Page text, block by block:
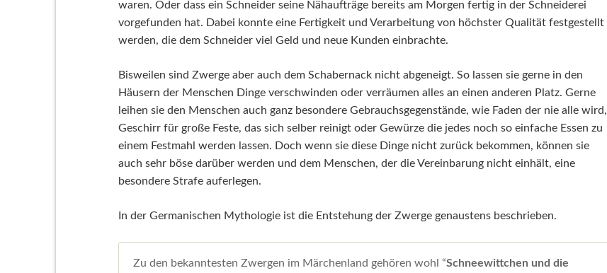
waren. Oder dass ein Schneider seine Nähaufträge bereits am Morgen fertig in der Schneiderei
vorgefunden hat. Dabei konnte eine Fertigkeit und Verarbeitung von höchster Qualität festgestellt
werden, die dem Schneider viel Geld und neue Kunden einbrachte.
Bisweilen sind Zwerge aber auch dem Schabernack nicht abgeneigt. So lassen sie gerne in den
Häusern der Menschen Dinge verschwinden oder verräumen alles an einen anderen Platz. Gerne
leihen sie den Menschen auch ganz besondere Gebrauchsgegenstände, wie Faden der nie alle wird,
Geschirr für große Feste, das sich selber reinigt oder Gewürze die jedes noch so einfache Essen zu
einem Festmahl werden lassen. Doch wenn sie diese Dinge nicht zurück bekommen, können sie
auch sehr böse darüber werden und dem Menschen, der die Vereinbarung nicht einhält, eine
besondere Strafe auferlegen.
In der Germanischen Mythologie ist die Entstehung der Zwerge genaustens beschrieben.
Zu den bekanntesten Zwergen im Märchenland gehören wohl “Schneewittchen und die